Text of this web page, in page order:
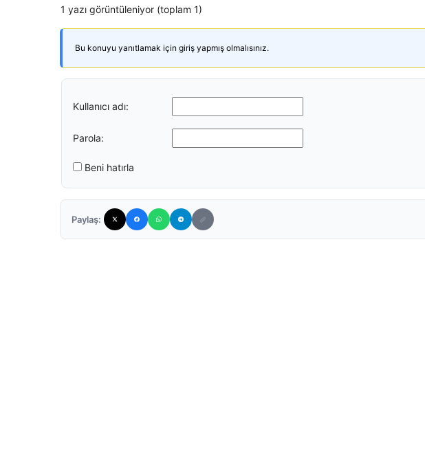
1 yazı görüntüleniyor (toplam 1)
Bu konuyu yanıtlamak için giriş yapmış olmalısınız.
Kullanıcı adı:
Parola:
Beni hatırla
Paylaş: